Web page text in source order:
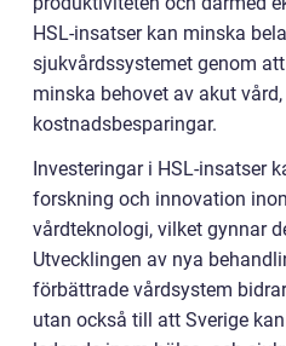
HSL-insatser kan minska
sjukvårdssystemet genom
minska behovet av akut vård,
kostnadsbesparingar.
Investeringar i HSL-insatser
forskning och innovation
vårdteknologi, vilket gynnar
Utvecklingen av nya
förbättrade vårdsystem
utan också till att Sverige